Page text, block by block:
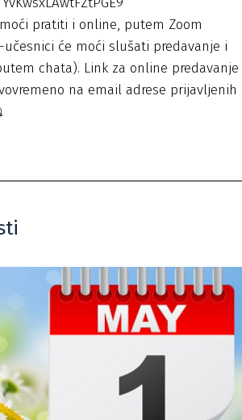
pratiti i online, putem Zoom
će moći slušati predavanje i
chata). Link za online predavanje
na email adrese prijavljenih